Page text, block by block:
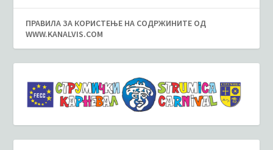
ПРАВИЛА ЗА КОРИСТЕЊЕ НА СОДРЖИНИТЕ ОД
WWW.KANALVIS.COM